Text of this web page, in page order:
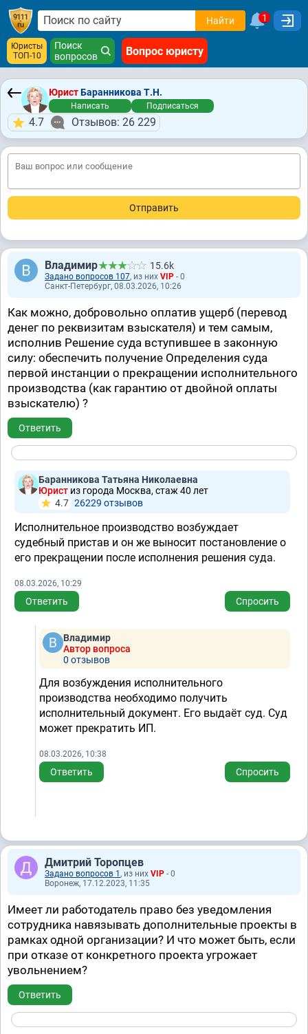
Найти 1
Юристы
ТОП-10
Поиск
вопросов
Вопрос юристу
ЮристБаранникова Т.Н.
Написать Подписаться
4.7 Отзывов: 26 229
Владимир 15.6k
Задано вопросов 107, из них VIP - 0
Санкт-Петербург, 08.03.2026, 10:26
Как можно, добровольно оплатив ущерб (перевод
денег по реквизитам взыскателя) и тем самым,
исполнив Решение суда вступившее в законную
силу: обеспечить получение Определения суда
первой инстанции о прекращении исполнительного
производства (как гарантию от двойной оплаты
взыскателю) ?
Ответить
Баранникова Татьяна Николаевна
Юрист из города Москва, стаж 40 лет
4.7 26229 отзывов
Исполнительное производство возбуждает
судебный пристав и он же выносит постановление о
его прекращении после исполнения решения суда.
08.03.2026, 10:29
Ответить Спросить
Владимир
Автор вопроса
0 отзывов
Для возбуждения исполнительного
производства необходимо получить
исполнительный документ. Его выдаёт суд. Суд
может прекратить ИП.
08.03.2026, 10:38
Ответить Спросить
Дмитрий Торопцев
Задано вопросов 1 , из них VIP - 0
Воронеж, 17.12.2023, 11:35
Имеет ли работодатель право без уведомления
сотрудника навязывать дополнительные проекты в
рамках одной организации? И что может быть, если
при отказе от конкретного проекта угрожает
увольнением?
Ответить